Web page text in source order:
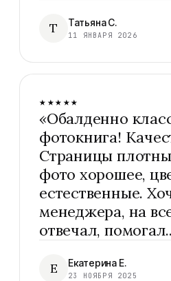
Т Татьяна С.
11 ЯНВАРЯ 2026
★★★★★
«Обалденно
фотокнига!
Страницы
фото хорошее,
естественные.
менеджера, на
отвечал,
Е Екатерина Е.
23 НОЯБРЯ 2025